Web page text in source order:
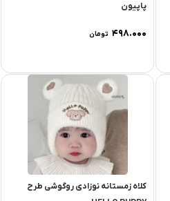
پاپیون
۴۹۸.۰۰۰ تومان
کلاه زمستانه نوزادی روگوشی طرح